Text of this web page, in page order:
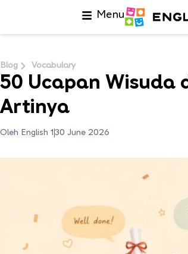
Menu
Blog Vocabulary
50 Ucapan Wisuda
Artinya
Oleh English 1 30 June 2026